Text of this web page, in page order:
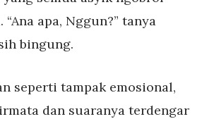
apa, Nggun?” tanya
bingung.
seperti tampak emosional,
dan suaranya terdengar